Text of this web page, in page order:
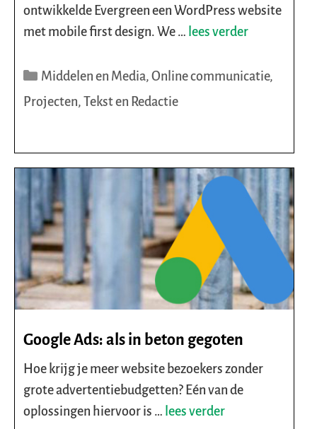
ontwikkelde Evergreen een WordPress website
met mobile first design. We … lees verder
Categorieën
Middelen en Media, Online communicatie,
Projecten, Tekst en Redactie
Google Ads: als in beton gegoten
Hoe krijg je meer website bezoekers zonder
grote advertentiebudgetten? Eén van de
oplossingen hiervoor is … lees verder